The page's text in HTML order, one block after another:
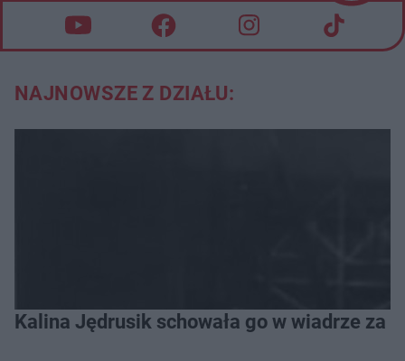
NAJNOWSZE Z DZIAŁU:
Kalina Jędrusik schowała go w wiadrze za